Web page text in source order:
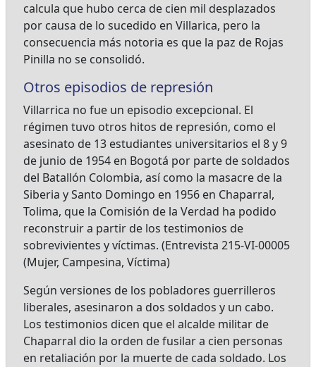
calcula que hubo cerca de cien mil desplazados
por causa de lo sucedido en Villarica, pero la
consecuencia más notoria es que la paz de Rojas
Pinilla no se consolidó.
Otros episodios de represión
Villarrica no fue un episodio excepcional. El
régimen tuvo otros hitos de represión, como el
asesinato de 13 estudiantes universitarios el 8 y 9
de junio de 1954 en Bogotá por parte de soldados
del Batallón Colombia, así como la masacre de la
Siberia y Santo Domingo en 1956 en Chaparral,
Tolima, que la Comisión de la Verdad ha podido
reconstruir a partir de los testimonios de
sobrevivientes y víctimas. (Entrevista 215-VI-00005
(Mujer, Campesina, Víctima)
Según versiones de los pobladores guerrilleros
liberales, asesinaron a dos soldados y un cabo.
Los testimonios dicen que el alcalde militar de
Chaparral dio la orden de fusilar a cien personas
en retaliación por la muerte de cada soldado. Los